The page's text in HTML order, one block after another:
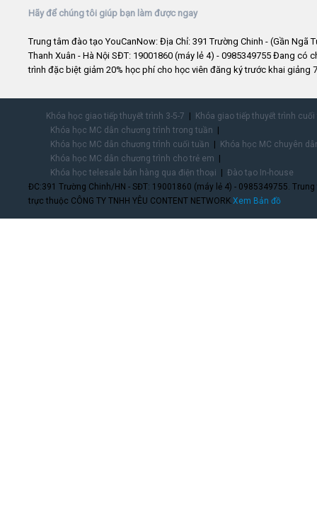
Hãy để chúng tôi giúp bạn làm được ngay
Trung tâm đào tạo YouCanNow: Địa Chỉ: 391 Trường Chinh - (Gần Ngã
Thanh Xuân - Hà Nội SĐT: 19001860 (máy lẻ 4) - 0985349755 Đang có
trình đặc biệt giảm 20% học phí cho học viên đăng ký trước khai giảng
Khóa học giao tiếp thuyết trình 3-5-7
Khóa giao tiếp thuyết trình
Khóa học MC dẫn chương trình trong tuần
Khóa học MC dẫn chương trình cuối tuần
Khóa học MC chuyên
Khóa học MC dẫn chương trình cho trẻ em
Khóa học telesale bán hàng qua điện thoại
Đào tạo In-house
ĐC:391 Trường Chinh/HN - SĐT: 19001860 (máy lẻ 4) - 0985349755.
trực thuộc CÔNG TY TNHH YÊU CONTENT NETWORK.Xem Bản đồ